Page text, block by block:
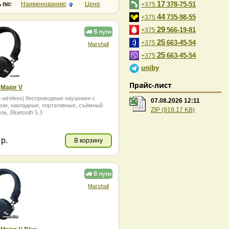
по: Наименованию Цене
Marshall
V
wireless| беспроводные наушники с
накладные, портативные, съёмный
Bluetooth 5.3
р. В корзину
Marshall
+375 17 378-75-51
+375 44 735-98-55
+375 29 566-19-81
+375 25 663-45-54
+375 25 663-45-54
uniby
Прайс-лист
07.08.2026 12:11
ZIP (919.17 KB)